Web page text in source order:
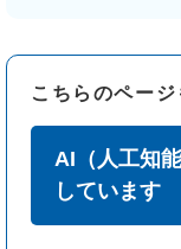
こちらのペー
AI（人工知
しています